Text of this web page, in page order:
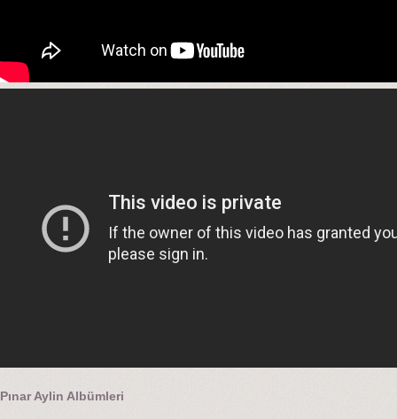
Pınar Aylin Albümleri